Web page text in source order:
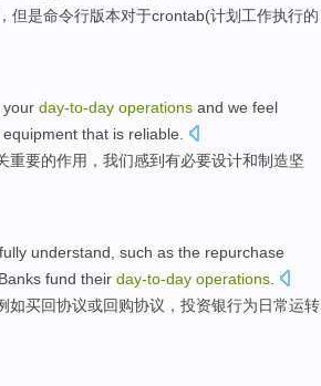
， 但是命令行版本对于crontab(计划工作执行的
your day-to-day operations and we feel
equipment that is reliable
重要的作用 ，我们感到有必要设计和制造坚
fully understand such as the repurchase
Banks fund their day-to-day operations
如买回协议或回购协议， 投资银行为日常运转